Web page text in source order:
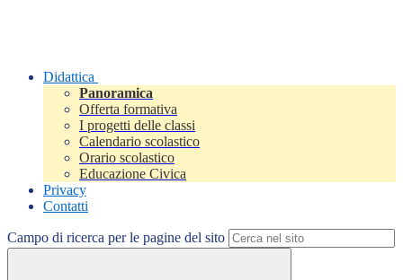
Didattica
Panoramica
Offerta formativa
I progetti delle classi
Calendario scolastico
Orario scolastico
Educazione Civica
Privacy
Contatti
Campo di ricerca per le pagine del sito